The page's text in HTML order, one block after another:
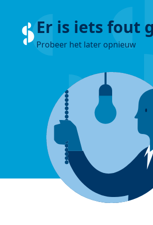
Er is iets fout
Probeer het later opnieuw